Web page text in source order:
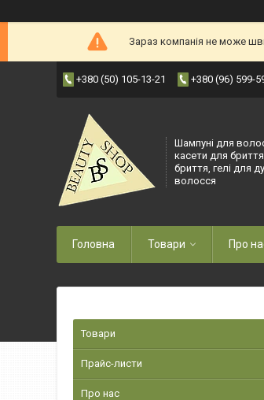
Зараз компанія не може
+380 (50) 105-13-21 +380 (96) 599-
Шампуні для
касети для
бриття, гелі для
волосся
Головна Товари Про
Товари
Прайс-листи
Про нас